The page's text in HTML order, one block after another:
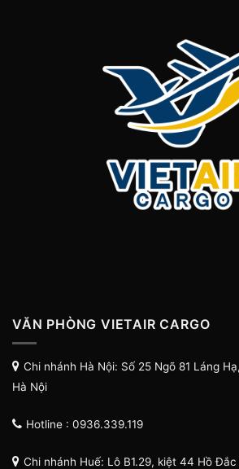
VĂN PHÒNG VIETAIR CARGO
Chi nhánh Hà Nội: Số 25 Ngõ 81 Láng
Hà Nội
Hotline : 0936.339.119
Chi nhánh Huế: Lô B1.29, kiệt 44 Hồ